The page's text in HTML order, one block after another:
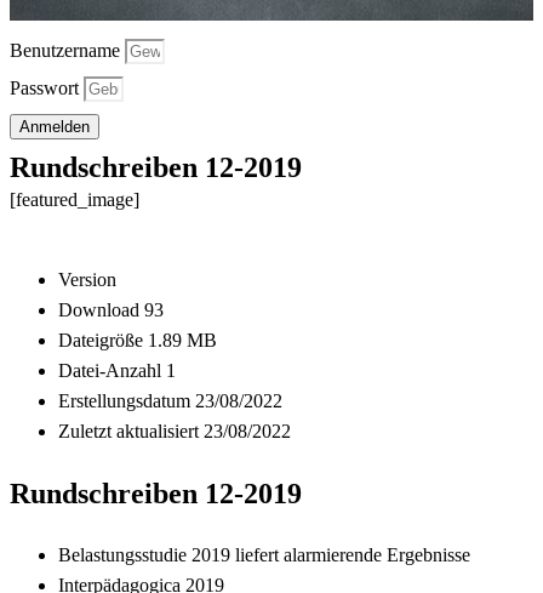
Benutzername
Passwort
Anmelden
Rundschreiben 12-2019
[featured_image]
Version
Download 93
Dateigröße 1.89 MB
Datei-Anzahl 1
Erstellungsdatum 23/08/2022
Zuletzt aktualisiert 23/08/2022
Rundschreiben 12-2019
Belastungsstudie 2019 liefert alarmierende Ergebnisse
Interpädagogica 2019